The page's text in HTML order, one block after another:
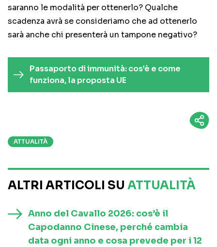
saranno le modalità per ottenerlo? Qualche
scadenza avrà se consideriamo che ad ottenerlo
sarà anche chi presenterà un tampone negativo?
Passaporto di immunità: cos’è e come
funziona, la proposta UE
ATTUALITÀ
ALTRI ARTICOLI SU ATTUALITÀ
Anno del Cavallo 2026: cos’è il
Capodanno Cinese, perché cambia
data ogni anno e cosa prevede per i 12